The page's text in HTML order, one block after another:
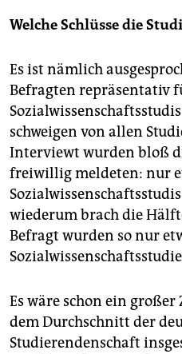
Welche Schlüsse die
Es ist nämlich
Befragten repräsentativ
schweigen von allen
Interviewt wurden bloß
freiwillig meldeten: nur
wiederum brach die
Befragt wurden so nur
Es wäre schon ein
dem Durchschnitt der
Studierendenschaft